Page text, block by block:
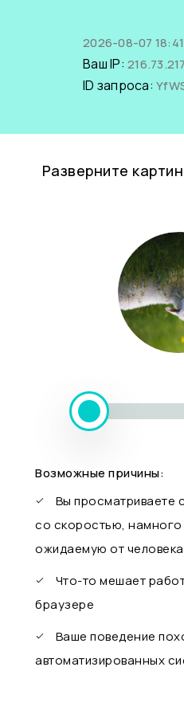
2026-08-07
Ваш IP:
ID запроса:
Разверните
Возможные причины:
Вы просматриваете
со скоростью,
ожидаемую от человека
Что-то мешает
браузере
Ваше поведение
автоматизированных